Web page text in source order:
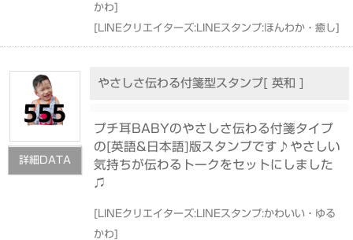
かわ]
[ LINEクリエイターズ:LINEスタンプ:ほんわか・癒し]
詳細DATA
やさしさ伝わる付箋型スタンプ[ 英和 ]
プチ耳BABYのやさしさ伝わる付箋タイプ
の[英語&日本語]版スタンプです♪やさしい
気持ちが伝わるトークをセットにしました
♫
[ LINEクリエイターズ:LINEスタンプ:かわいい・ゆる
かわ]